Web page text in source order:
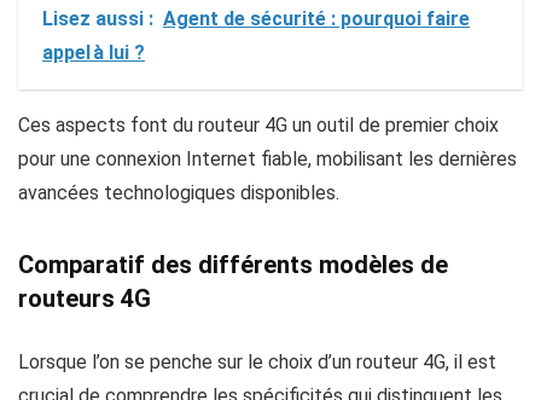
Lisez aussi : Agent de sécurité : pourquoi faire
appel à lui ?
Ces aspects font du routeur 4G un outil de premier choix
pour une connexion Internet fiable, mobilisant les dernières
avancées technologiques disponibles.
Comparatif des différents modèles de
routeurs 4G
Lorsque l’on se penche sur le choix d’un routeur 4G, il est